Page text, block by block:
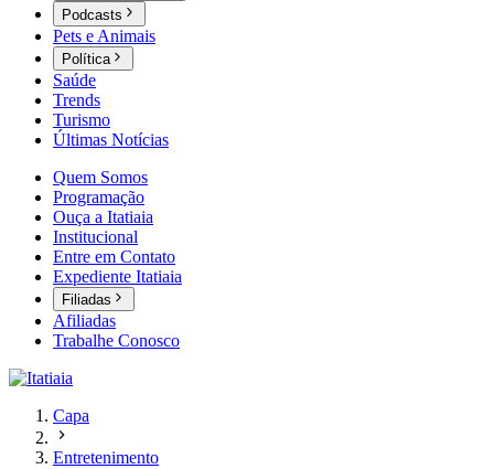
Podcasts
Pets e Animais
Política
Saúde
Trends
Turismo
Últimas Notícias
Quem Somos
Programação
Ouça a Itatiaia
Institucional
Entre em Contato
Expediente Itatiaia
Filiadas
Afiliadas
Trabalhe Conosco
Capa
Entretenimento